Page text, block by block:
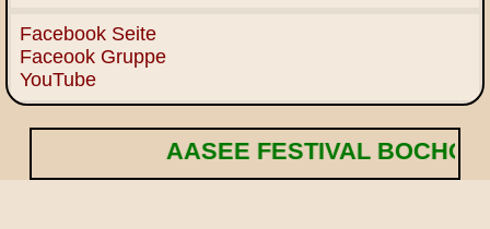
Facebook Seite
Faceook Gruppe
YouTube
AASEE FESTIVAL